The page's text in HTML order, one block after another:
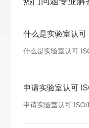
什么是实验室认可
什么是实验室认可
申请实验室认可
申请实验室认可